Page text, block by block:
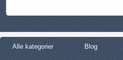
Alle kategorier Blog